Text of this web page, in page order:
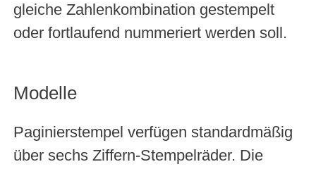
gleiche Zahlenkombination gestempelt
oder fortlaufend nummeriert werden soll.
Modelle
Paginierstempel verfügen standardmäßig
über sechs Ziffern-Stempelräder. Die